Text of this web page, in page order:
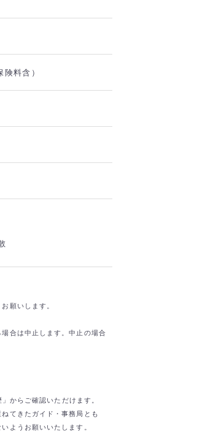
料含）
願いします。
合は中止します。中止の場合
からご確認いただけます。
てきたガイド・事務局とも
ようお願いいたします。